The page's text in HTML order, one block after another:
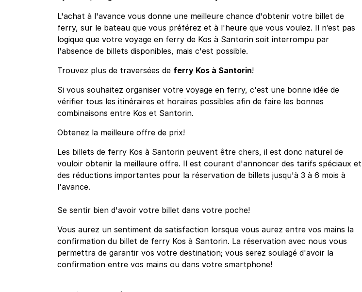
L'achat à l'avance vous donne une meilleure chance d'obtenir votre billet de
ferry, sur le bateau que vous préférez et à l'heure que vous voulez. Il n’est pas
logique que votre voyage en ferry de Kos à Santorin soit interrompu par
l'absence de billets disponibles, mais c'est possible.
Trouvez plus de traversées de ferry Kos à Santorin!
Si vous souhaitez organiser votre voyage en ferry, c'est une bonne idée de
vérifier tous les itinéraires et horaires possibles afin de faire les bonnes
combinaisons entre Kos et Santorin.
Obtenez la meilleure offre de prix!
Les billets de ferry Kos à Santorin peuvent être chers, il est donc naturel de
vouloir obtenir la meilleure offre. Il est courant d'annoncer des tarifs spéciaux et
des réductions importantes pour la réservation de billets jusqu'à 3 à 6 mois à
l'avance.
Se sentir bien d'avoir votre billet dans votre poche!
Vous aurez un sentiment de satisfaction lorsque vous aurez entre vos mains la
confirmation du billet de ferry Kos à Santorin. La réservation avec nous vous
permettra de garantir vos votre destination; vous serez soulagé d'avoir la
confirmation entre vos mains ou dans votre smartphone!